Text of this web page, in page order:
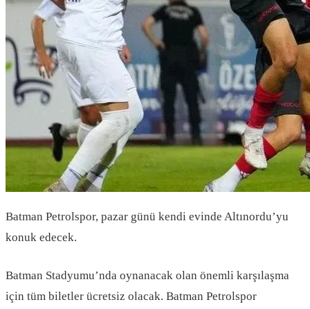
Batman Petrolspor, pazar günü kendi evinde Altınordu’yu
konuk edecek.
Batman Stadyumu’nda oynanacak olan önemli karşılaşma
için tüm biletler ücretsiz olacak. Batman Petrolspor